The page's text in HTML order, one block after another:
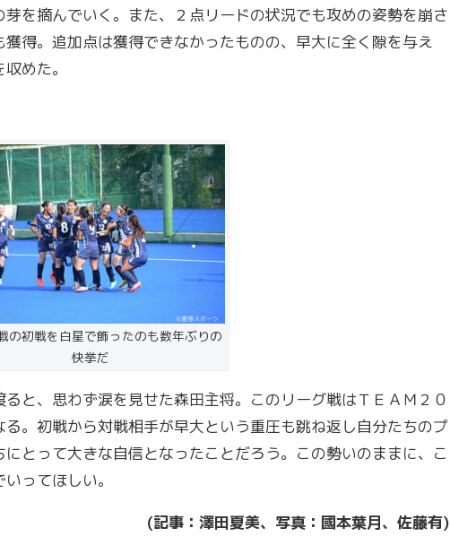
を摘んでいく。また、２点リードの状況でも攻めの姿勢を崩さ
得。追加点は獲得できなかったものの、早大に全く隙を与え
めた。
の初戦を白星で飾ったのも数年ぶりの
快挙だ
と、思わず涙を見せた森田主将。このリーグ戦はＴＥＡＭ２０
。初戦から対戦相手が早大という重圧も跳ね返し自分たちのプ
とって大きな自信となったことだろう。この勢いのままに、こ
ってほしい。
(記事：澤田夏美、写真：國本葉月、佐藤有)